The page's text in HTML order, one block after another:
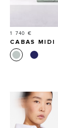
Prix
1 740 €
CABAS MIDI